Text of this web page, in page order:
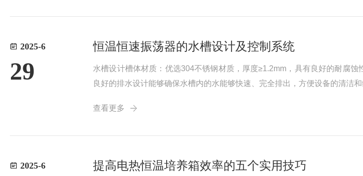
2025-6
29
恒温恒速振荡器的水槽设计及控制系统
水槽设计槽体材质：优选304不锈钢材质，厚度≥1.2mm，具有良好的耐腐
良好的排水设计能够确保水槽内的水能够快速、完全排出，方便设备的清洁
损坏设备甚至...
查看更多
2025-6 提高电热恒温培养箱效率的五个实用技巧